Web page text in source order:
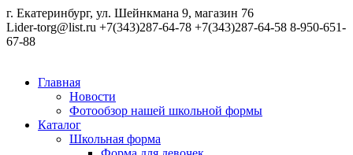
г. Екатеринбург, ул. Шейнкмана 9, магазин 76
Lider-torg@list.ru +7(343)287-64-78 +7(343)287-64-58 8-950-651-
67-88
Главная
Новости
Фотообзор нашей школьной формы
Каталог
Школьная форма